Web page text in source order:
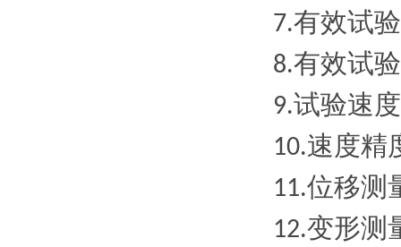
7.有效试
8.有效试
9.试验速度
10.速度精
11.位移测
12.变形测